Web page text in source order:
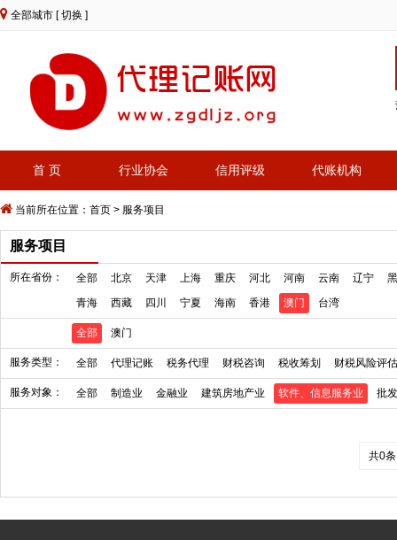
全部城市 [ 切换 ]
首 页 行业协会 信用评级 代账机构
当前所在位置： 首页 > 服务项目
服务项目
所在省份： 全部 北京 天津 上海 重庆 河北 河南 云南 辽宁
青海
西藏 四川 宁夏 海南 香港 澳门 台湾
全部 澳门
服务类型： 全部 代理记账 税务代理 财税咨询 税收筹划 财税风险评估
服务对象： 全部 制造业 金融业 建筑房地产业 软件、信息服务业 批
共0条